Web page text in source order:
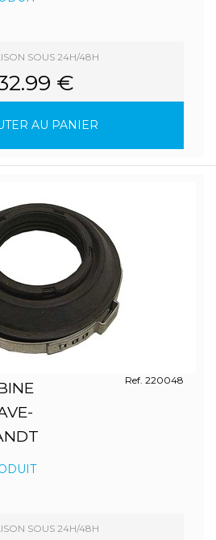
SOUS 24H/48H
€
AU PANIER
Ref. 220048
SOUS 24H/48H